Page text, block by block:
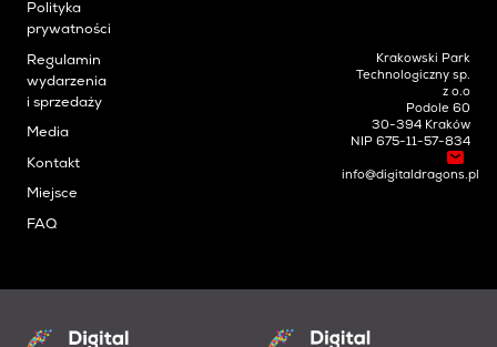
Polityka
prywatności
Regulamin
wydarzenia
i sprzedaży
Media
Kontakt
Miejsce
FAQ
Krakowski Park
Technologiczny sp.
z o.o
Podole 60
30-394 Kraków
NIP 675-11-57-834
info@digitaldragons.pl